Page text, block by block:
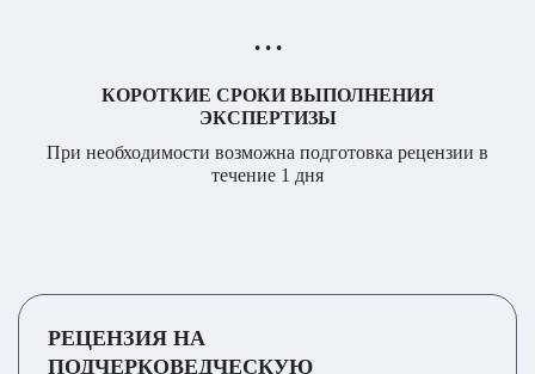
• • •
КОРОТКИЕ СРОКИ ВЫПОЛНЕНИЯ
ЭКСПЕРТИЗЫ
При необходимости возможна подготовка рецензии в
течение 1 дня
РЕЦЕНЗИЯ НА
ПОДЧЕРКОВЕДЧЕСКУЮ